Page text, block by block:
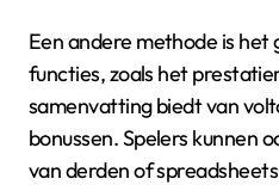
Een andere methode is het
functies, zoals het
samenvatting biedt van
bonussen. Spelers kunnen
van derden of